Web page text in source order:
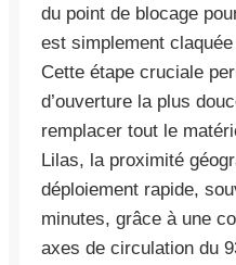
du point de blocage
est simplement
Cette étape cruciale
d’ouverture la plus
remplacer tout le
Lilas, la proximité
déploiement rapide,
minutes, grâce à une
axes de circulation du